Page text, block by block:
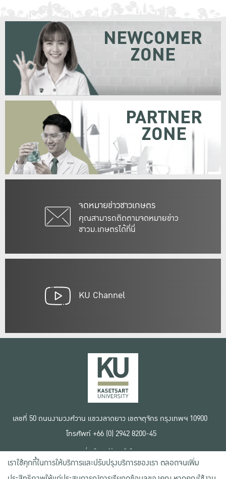
จดหมายข่าวชาวเกษตร
คุณสามารถติดตามจดหมายข่าว
ชาวม.เกษตรได้ที่นี่
NEWCOMER
ZONE
PARTNER
ZONE
KU Channel
เลขที่ 50 ถนนงามวงศ์วาน แขวงลาดยาว เขตจตุจักร กรุงเทพฯ 10900
โทรศัพท์ +66 (0) 2942 8200-45
เงื่อนไขการใช้งานเว็บไซต์
ข้อตกลงด้านสิทธิ์ใช้งาน
นโยบายความเป็นส่วนตัว
เราใช้คุกกี้ในการให้บริการและปรับปรุงบริการของเรา ตลอดจนเพิ่ม